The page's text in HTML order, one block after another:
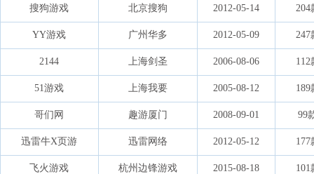
搜狗游戏 北京搜狗 2012-05-14 204
YY游戏 广州华多 2012-05-09 247
2144 上海剑圣 2006-08-06 112
51游戏 上海我要 2005-08-12 189
哥们网 趣游厦门 2008-09-01 99
迅雷牛X页游 迅雷网络 2012-05-12 177
飞火游戏 杭州边锋游戏 2015-08-18 101